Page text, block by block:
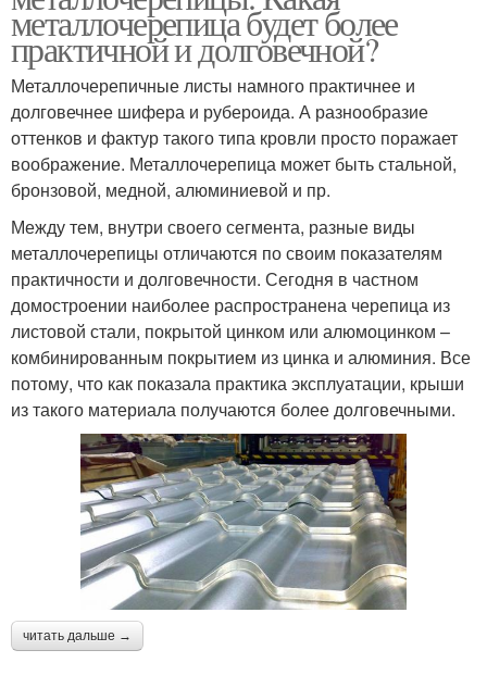
металлочерепица будет более
практичной и долговечной?
Металлочерепичные листы намного практичнее и
долговечнее шифера и рубероида. А разнообразие
оттенков и фактур такого типа кровли просто поражает
воображение. Металлочерепица может быть стальной,
бронзовой, медной, алюминиевой и пр.
Между тем, внутри своего сегмента, разные виды
металлочерепицы отличаются по своим показателям
практичности и долговечности. Сегодня в частном
домостроении наиболее распространена черепица из
листовой стали, покрытой цинком или алюмоцинком –
комбинированным покрытием из цинка и алюминия. Все
потому, что как показала практика эксплуатации, крыши
из такого материала получаются более долговечными.
читать дальше →